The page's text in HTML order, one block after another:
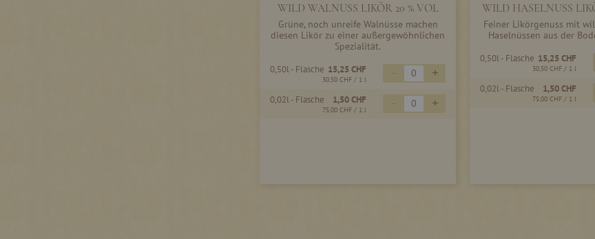
WILD WALNUSS LIKÖR 20 % VOL
Grüne, noch unreife Walnüsse machen
diesen Likör zu einer außergewöhnlichen
Spezialität.
0,50l - Flasche 15,25 CHF
30,50 CHF / 1 l - +
0,02l - Flasche 1,50 CHF
75,00 CHF / 1 l - +
WILD HASELNUSS
Feiner Likörgenuss mit
Haselnüssen aus der
0,50l - Flasche 15,25 CHF
30,50 CHF / 1 l
0,02l - Flasche 1,50 CHF
75,00 CHF / 1 l